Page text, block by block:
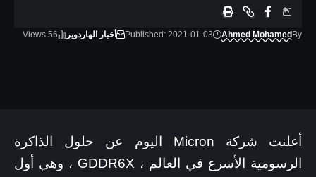
By
Ahmed Mohamed
Published: 2021-01-03 أخبار الهاردوير 56 Views
أعلنت شركة Micron اليوم عن حلول الذاكرة
الرسومية الأسرع في العالم ، GDDR6X ، وهي أول